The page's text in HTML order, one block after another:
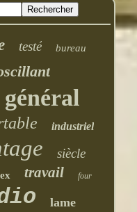
testé bureau
général
industriel
siècle
travail four
lame